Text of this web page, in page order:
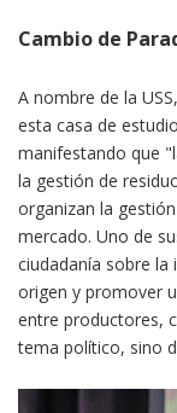
Cambio de
A nombre de la
esta casa de
manifestando que
la gestión de
organizan la
mercado. Uno de
ciudadanía sobre la
origen y promover
entre productores,
tema político, sino